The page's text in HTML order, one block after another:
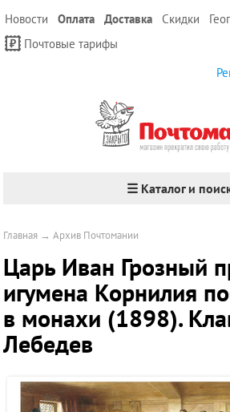
Новости Оплата Доставка Скидки
Почтовые тарифы
☰ Каталог и
Главная →Архив Почтомании
Царь Иван Грозный
игумена Корнилия
в монахи (1898).
Лебедев